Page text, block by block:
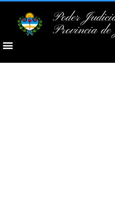
Poder
Provincia